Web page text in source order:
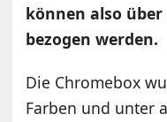
können also über
bezogen werden.
Die Chromebox
Farben und unter